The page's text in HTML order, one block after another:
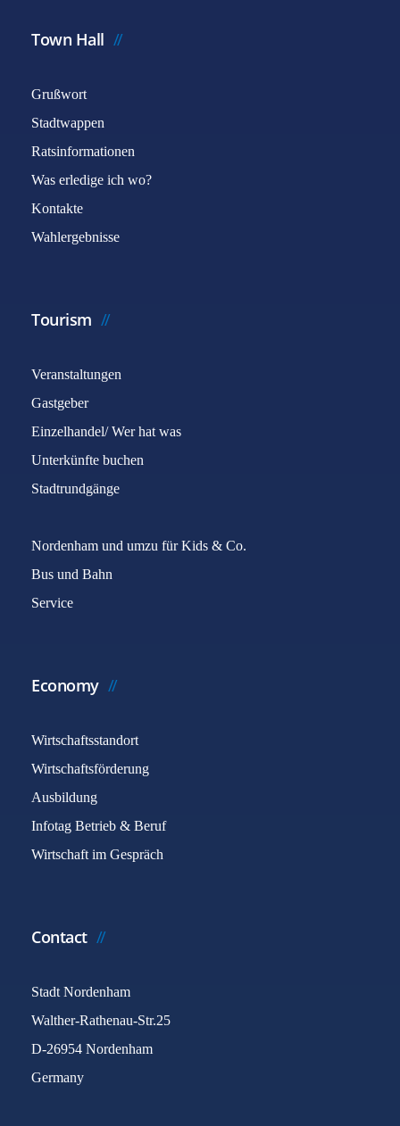
Town Hall
Grußwort
Stadtwappen
Ratsinformationen
Was erledige ich wo?
Kontakte
Wahlergebnisse
Tourism
Veranstaltungen
Gastgeber
Einzelhandel/ Wer hat was
Unterkünfte buchen
Stadtrundgänge
Nordenham und umzu für Kids & Co.
Bus und Bahn
Service
Economy
Wirtschaftsstandort
Wirtschaftsförderung
Ausbildung
Infotag Betrieb & Beruf
Wirtschaft im Gespräch
Contact
Stadt Nordenham
Walther-Rathenau-Str.25
D-26954 Nordenham
Germany